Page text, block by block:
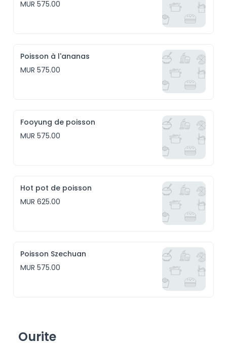
MUR 575.00
Poisson à l'ananas
MUR 575.00
Fooyung de poisson
MUR 575.00
Hot pot de poisson
MUR 625.00
Poisson Szechuan
MUR 575.00
Ourite